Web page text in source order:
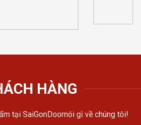
HÀNG
tại SaiGonDoornói gì về chúng tôi!